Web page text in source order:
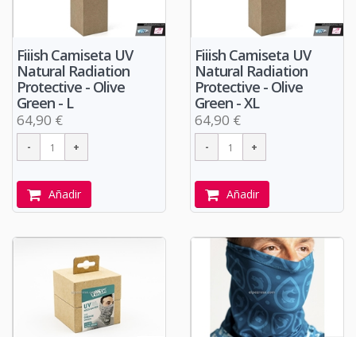
Fiiish Camiseta UV
Natural Radiation
Protective - Olive
Green - L
64,90 €
Añadir
Fiiish Camiseta UV
Natural Radiation
Protective - Olive
Green - XL
64,90 €
Añadir